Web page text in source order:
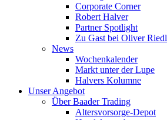
Corporate Corner
Robert Halver
Partner Spotlight
Zu Gast bei Oliver Riedl
News
Wochenkalender
Markt unter der Lupe
Halvers Kolumne
Unser Angebot
Über Baader Trading
Altersvorsorge-Depot